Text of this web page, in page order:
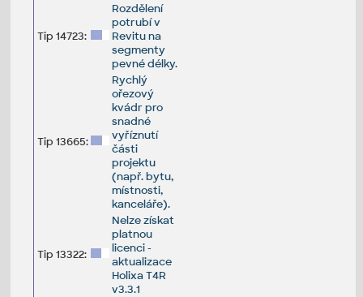
Tip 14723:
Rozdělení
potrubí v
Revitu na
segmenty
pevné délky.
Tip 13665:
Rychlý
ořezový
kvádr pro
snadné
vyříznutí
části
projektu
(např. bytu,
místnosti,
kanceláře).
Tip 13322:
Nelze získat
platnou
licenci -
aktualizace
Holixa T4R
v3.3.1